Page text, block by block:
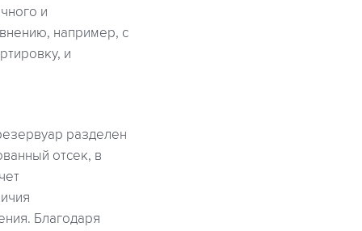
и
например, с
и
разделен
отсек, в
Благодаря